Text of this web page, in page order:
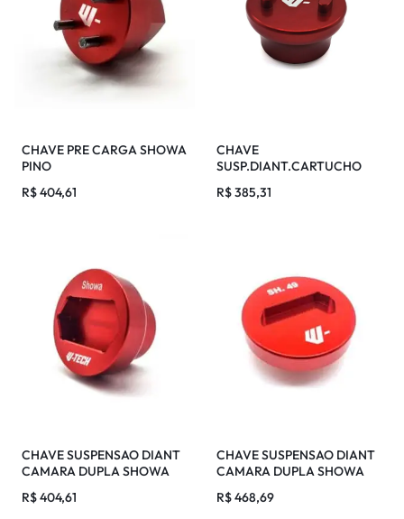
CHAVE PRE CARGA SHOWA
PINO
R$404,61
CHAVE
SUSP.DIANT.CARTUCHO
R$385,31
CHAVE SUSPENSAO DIANT
CAMARA DUPLA SHOWA
R$404,61
CHAVE SUSPENSAO DIANT
CAMARA DUPLA SHOWA
R$468,69